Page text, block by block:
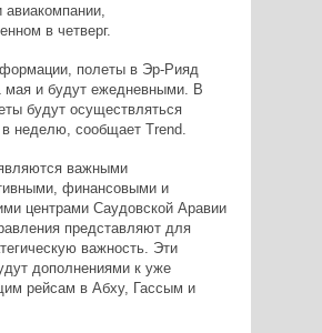
в четверг.
полеты в Эр-Рияд
мая и будут ежедневными. В
будут осуществляться
неделю, сообщает Trend.
важными
финансовыми и
центрами Саудовской Аравии
представляют для
важность. Эти
дополнениями к уже
рейсам в Абху, Гассым и